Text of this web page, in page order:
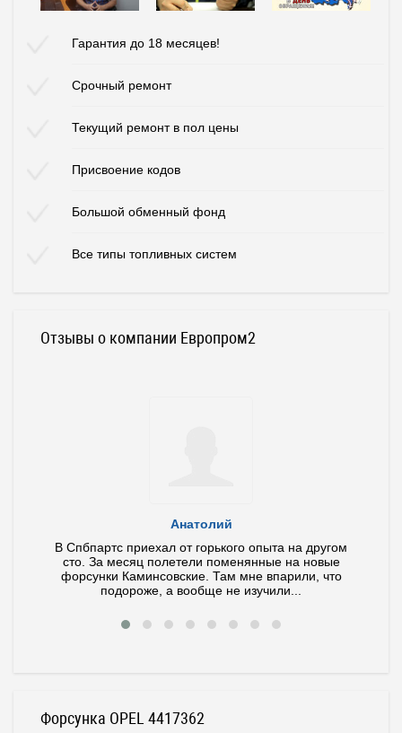
Гарантия до 18 месяцев!
Срочный ремонт
Текущий ремонт в пол цены
Присвоение кодов
Большой обменный фонд
Все типы топливных систем
Отзывы о компании Европром2
Анатолий
В Спбпартс приехал от горького опыта на другом
сто. За месяц полетели поменянные на новые
форсунки Каминсовские. Там мне впарили, что
подороже, а вообще не изучили...
Форсунка OPEL 4417362